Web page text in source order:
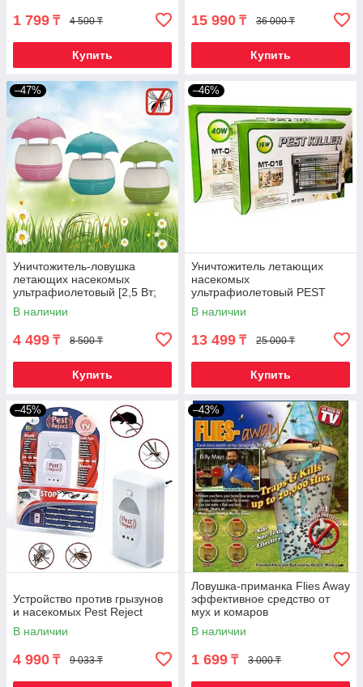
1 799 ₸ 4 500 ₸
Купить
15 990 ₸ 36 000 ₸
Купить
–47%
Уничтожитель-ловушка
летающих насекомых
ультрафиолетовый [2,5 Вт;
220 В]
В наличии
4 499 ₸ 8 500 ₸
Купить
–46%
Уничтожитель летающих
насекомых
ультрафиолетовый PEST
KILLER [12; 16; 30; 40 Вт]
(30W)
В наличии
13 499 ₸ 25 000 ₸
Купить
–45%
Устройство против грызунов
и насекомых Pest Reject
В наличии
4 990 ₸ 9 033 ₸
–43%
Ловушка-приманка Flies Away
эффективное средство от
мух и комаров
В наличии
1 699 ₸ 3 000 ₸